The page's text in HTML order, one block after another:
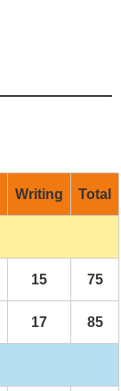
Writing Total
15 75
17 85